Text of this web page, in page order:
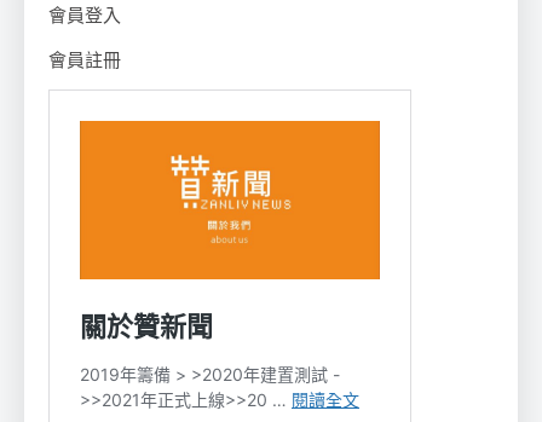
會員登入
會員註冊